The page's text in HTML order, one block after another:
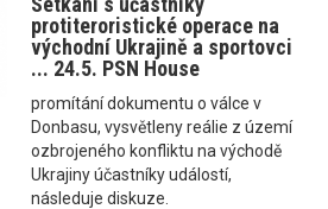
protiteroristické operace na
východní Ukrajině a sportovci
... 24.5. PSN House
promítání dokumentu o válce v
Donbasu, vysvětleny reálie z území
ozbrojeného konfliktu na východě
Ukrajiny účastníky událostí,
následuje diskuze.